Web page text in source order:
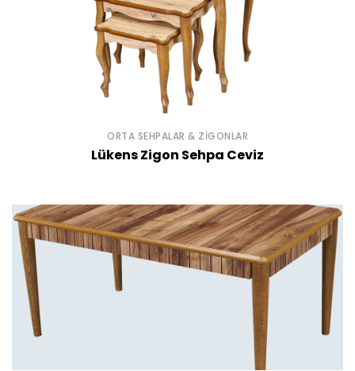
ORTA SEHPALAR & ZIGONLAR
Lükens Zigon Sehpa Ceviz